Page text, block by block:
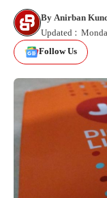
ByAnirban
Updated :
Follow Us